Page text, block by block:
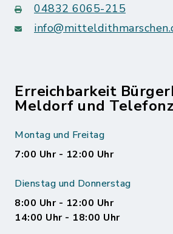
04832 6065-215
Erreichbarkeit
Meldorf und
Montag und Freitag
7:00 Uhr - 12:00 Uhr
Dienstag und Donnerstag
8:00 Uhr - 12:00 Uhr
14:00 Uhr - 18:00 Uhr